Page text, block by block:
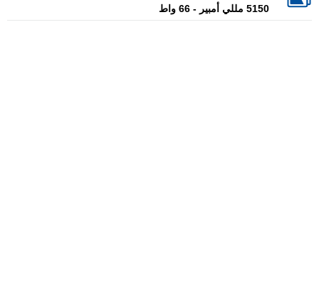
5150 مللي أمبير - 66 واط